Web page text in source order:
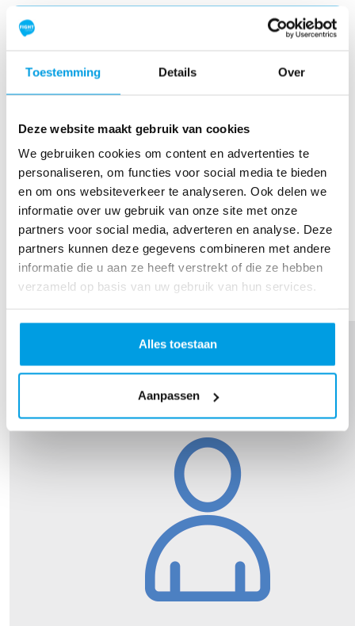
Toestemming Details Over
Deze website maakt gebruik van cookies
We gebruiken cookies om content en advertenties te
personaliseren, om functies voor social media te bieden
en om ons websiteverkeer te analyseren. Ook delen we
informatie over uw gebruik van onze site met onze
partners voor social media, adverteren en analyse. Deze
partners kunnen deze gegevens combineren met andere
informatie die u aan ze heeft verstrekt of die ze hebben
verzameld op basis van uw gebruik van hun services.
Alles toestaan
Aanpassen
Chiquita Cabenda